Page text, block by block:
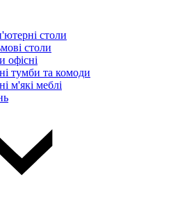
столи
столи
тумби та комоди
м'які меблі